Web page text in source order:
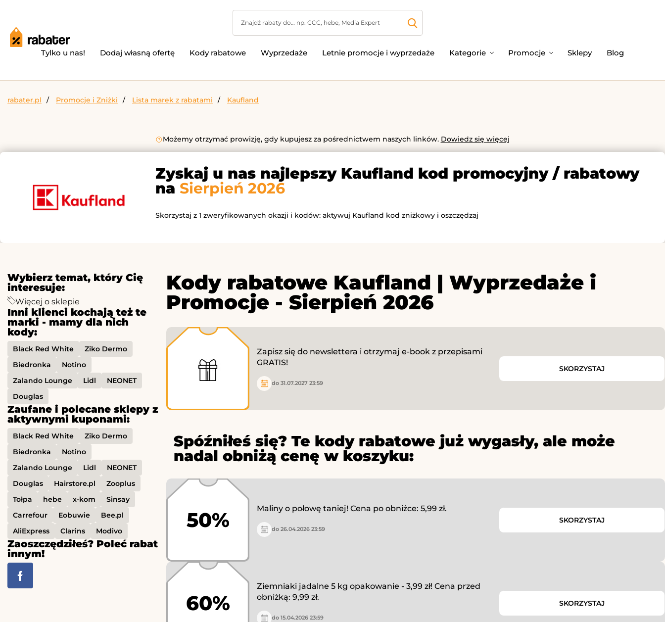
Tylko u nas! Dodaj własną ofertę Kody rabatowe Wyprzedaże Letnie promocje i wyprzedaże Kategorie Promocje Sklepy Blog
rabater.pl Promocje i Zniżki Lista marek z rabatami Kaufland
Możemy otrzymać prowizję, gdy kupujesz za pośrednictwem naszych linków. Dowiedz się więcej
Zyskaj u nas najlepszy Kaufland kod promocyjny / rabatowy
na Sierpień 2026
Skorzystaj z 1 zweryfikowanych okazji i kodów: aktywuj Kaufland kod zniżkowy i oszczędzaj
Wybierz temat, który Cię
interesuje:
Więcej o sklepie
Inni klienci kochają też te
marki - mamy dla nich
kody:
Black Red White
Ziko Dermo
Biedronka
Notino
Zalando Lounge
Lidl
NEONET
Douglas
Zaufane i polecane sklepy z
aktywnymi kuponami:
Black Red White
Ziko Dermo
Biedronka
Notino
Zalando Lounge
Lidl
NEONET
Douglas
Hairstore.pl
Zooplus
Tołpa
hebe x-kom
Sinsay
Carrefour
Eobuwie
Bee.pl
AliExpress
Clarins Modivo
Zaoszczędziłeś? Poleć rabat
innym!
Kody rabatowe Kaufland | Wyprzedaże i
Promocje - Sierpień 2026
Zapisz się do newslettera i otrzymaj e-book z przepisami
GRATIS!
do 31.07.2027 23:59
SKORZYSTAJ
Spóźniłeś się? Te kody rabatowe już wygasły, ale może
nadal obniżą cenę w koszyku:
50% Maliny o połowę taniej! Cena po obniżce: 5,99 zł.
do 26.04.2026 23:59
SKORZYSTAJ
60%
Ziemniaki jadalne 5 kg opakowanie - 3,99 zł! Cena przed
obniżką: 9,99 zł.
do 15.04.2026 23:59
SKORZYSTAJ